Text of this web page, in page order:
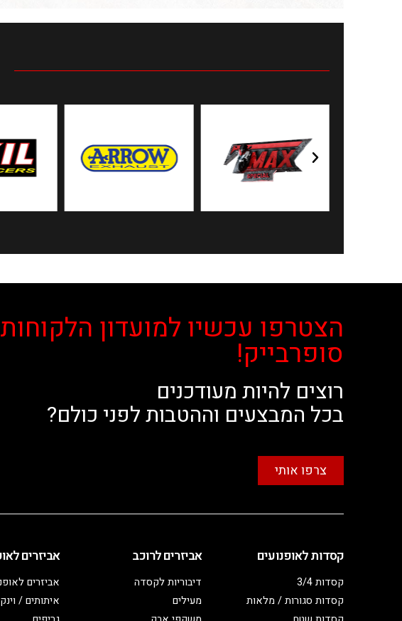
הצטרפו עכשיו למועדון
סופרבייק!
רוצים להיות מעודכנים
בכל המבצעים וההטבות לפני כולם?
צרפו אותי
קסדות לאופנועים
קסדות 3/4
קסדות סגורות / מלאות
אביזרים לרוכב
דיבוריות לקסדה
מעילים
אביזרים
אביזרים
איתותים /